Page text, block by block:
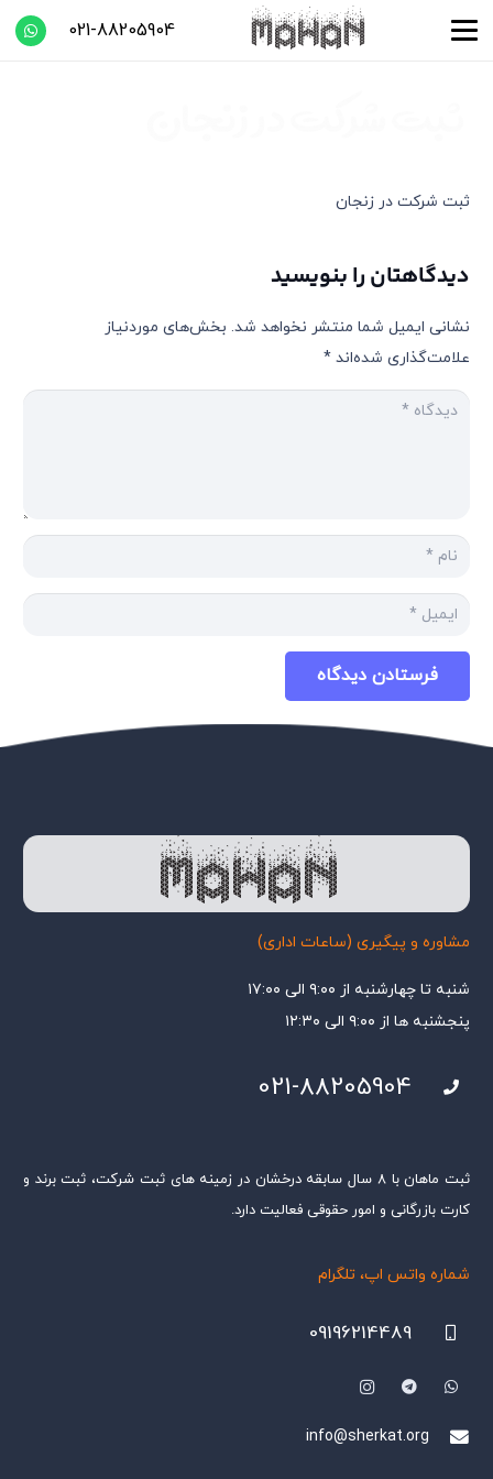
021-88205904
ثبت شرکت در زنجان
دیدگاهتان را بنویسید
نشانی ایمیل شما منتشر نخواهد شد. بخش‌های موردنیاز
علامت‌گذاری شده‌اند *
فرستادن دیدگاه
مشاوره و پیگیری (ساعات اداری)
شنبه تا چهارشنبه از ۹:۰۰ الی ۱۷:۰۰
پنجشنبه ها از ۹:۰۰ الی ۱۲:۳۰
021-88205904
ثبت ماهان با ۸ سال سابقه درخشان در زمینه های ثبت شرکت، ثبت برند و
کارت بازرگانی و امور حقوقی فعالیت دارد.
شماره واتس اپ، تلگرام
09196214489
info@sherkat.org